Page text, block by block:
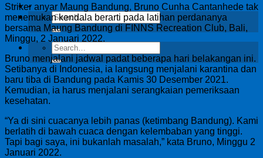
-
Striker anyar Maung Bandung, Bruno Cunha Cantanhede tak
menemukan kendala berarti pada latihan perdananya
bersama Maung Bandung di FINNS Recreation Club, Bali,
Minggu, 2 Januari 2022.
Bruno menjalani jadwal padat beberapa hari belakangan ini.
Setibanya di Indonesia, ia langsung menjalani karantina dan
baru tiba di Bandung pada Kamis 30 Desember 2021.
Kemudian, ia harus menjalani serangkaian pemeriksaan
kesehatan.
“Ya di sini cuacanya lebih panas (ketimbang Bandung). Kami
berlatih di bawah cuaca dengan kelembaban yang tinggi.
Tapi bagi saya, ini bukanlah masalah,” kata Bruno, Minggu 2
Januari 2022.